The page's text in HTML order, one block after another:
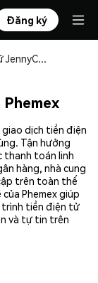
Đăng ký
Mua và lưu trữ JennyCo (JCO) an toàn
giao dịch tiền điện
Tận hưởng
thanh toán linh
hàng, nhà cung
trên toàn thế
Phemex giúp
trình tiền điện tử
và tự tin trên